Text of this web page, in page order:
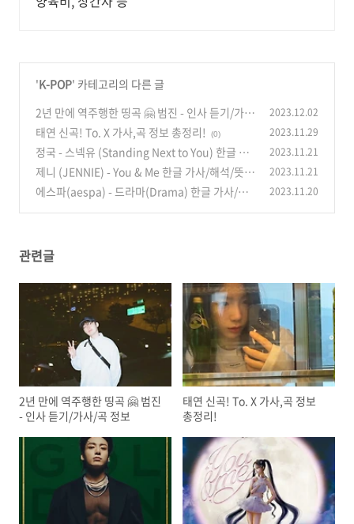
'K-POP' 카테고리의 다른 글
2년 만에 역주행한 띵곡 🤗 범진 - 인사 듣기/가
사/곡 정보
(0)
2023.12.02
태연 신곡! To. X 가사,곡 정보 총정리! (0) 2023.11.29
정국 - 스넥유 (Standing Next to You) 한글 가
사/해석/뜻/곡 정보 (0)
2023.11.21
제니 (JENNIE) - You & Me 한글 가사/해석/뜻/
곡 정보 (0)
2023.11.21
에스파(aespa) - 드라마(Drama) 한글 가사/해
2023.11.20
관련글
2년 만에 역주행한 띵곡 🤗 범진
- 인사 듣기/가사/곡 정보
태연 신곡! To. X 가사,곡 정보
총정리!